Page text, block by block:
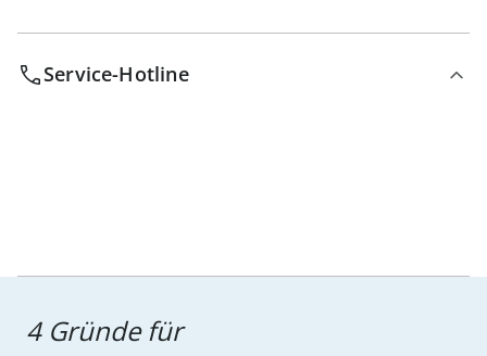
Service-Hotline
4 Gründe für